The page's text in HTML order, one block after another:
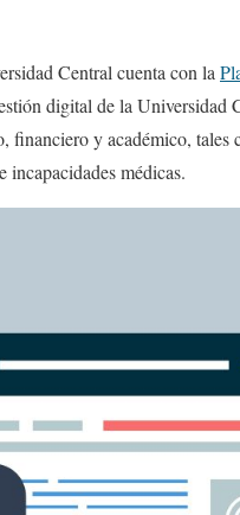
Central cuenta con la
digital de la Universidad
financiero y académico, tales
incapacidades médicas.